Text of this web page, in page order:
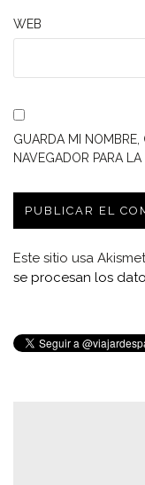
WEB
GUARDA MI NOMBRE,
NAVEGADOR PARA
Este sitio usa
se procesan los